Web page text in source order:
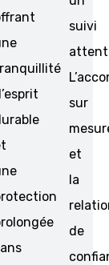
suivi
sur
et
la
de